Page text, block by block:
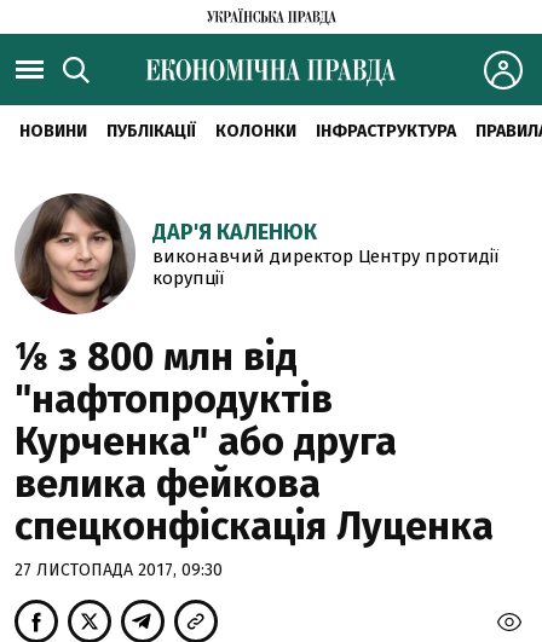
НОВИНИ ПУБЛІКАЦІЇ КОЛОНКИ ІНФРАСТРУКТУРА
ДАР'Я КАЛЕНЮК
виконавчий директор Центру протидії
корупції
⅛ з 800 млн від
"нафтопродуктів
Курченка" або друга
велика фейкова
спецконфіскація Луценка
27 ЛИСТОПАДА 2017, 09:30